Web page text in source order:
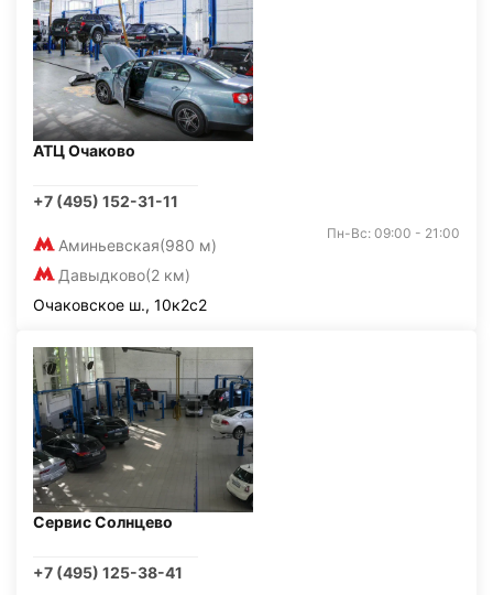
АТЦ Очаково
+7 (495) 152-31-11
Аминьевская(980 м)
Давыдково(2 км)
Пн-Вс: 09:00 - 21:00
Очаковское ш., 10к2с2
Сервис Солнцево
+7 (495) 125-38-41